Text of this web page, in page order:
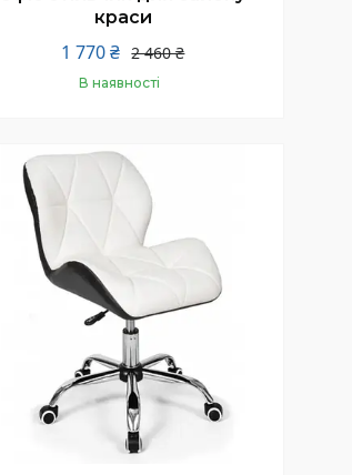
краси
2 460 ₴
1 770 ₴
В наявності
Купити
–19%
Залишилось 25 днів